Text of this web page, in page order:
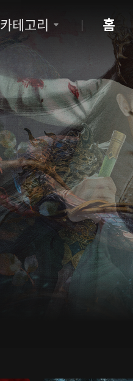
카테고리 홈